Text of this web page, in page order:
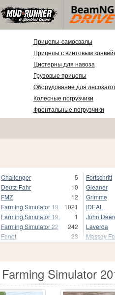
Прицепы-самосвалы
Прицепы с винтовым
Цистерны для навоза
Грузовые прицепы
Оборудование для
Колесные погрузчики
Фронтальные погрузчики
Challenger
5
Deutz-Fahr
10
FMZ
12
Farming Simulator 19
1021
Farming Simulator 19.
1
Farming Simulator 22
242
Fendt
23
Fortschritt
Gleaner
Grimme
IDEAL
John
Laverda
Massey
Simulator